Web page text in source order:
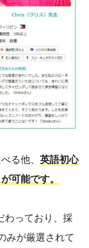
る他、 英語初心
可能です。
わっており、採
みが厳選されて